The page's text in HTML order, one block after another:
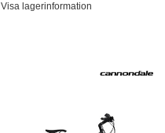
Visa lagerinformation